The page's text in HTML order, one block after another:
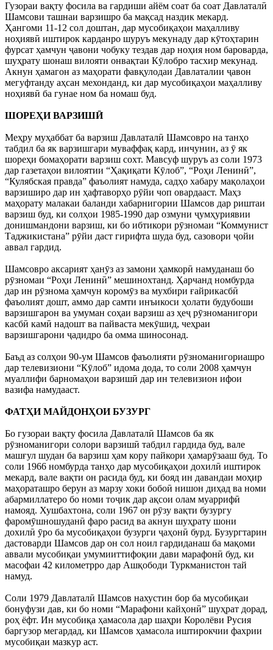
Гузораи вақту фосила ва гардиши айём соат ба соат Давлаталӣ
Шамсови ташнаи варзишро ба мақсад наздик мекард.
Ҳангоми 11-12 сол доштан, дар мусобиқаҳои маҳалливу
ноҳиявӣ иштирок карданро шуруъ мекунаду дар кӯтоҳтарин
фурсат ҳамчун ҷавони чобуку тездав дар ноҳия ном бароварда,
шуҳрату шонаш вилояти онвақтаи Кӯлобро тасхир мекунад.
Акнун ҳамагон аз маҳорати фавқулодаи Давлаталии ҷавон
мегуфтанду аҳсан мехонданд, ки дар мусобиқаҳои маҳалливу
ноҳиявӣ ба гунае ном ба номаш буд.
ШОРЕҲИ ВАРЗИШӢ
Меҳру муҳаббат ба варзиш Давлаталӣ Шамсовро на танҳо
табдил ба як варзишгари муваффақ кард, инчунин, аз ӯ як
шореҳи бомаҳорати варзиш сохт. Мавсуф шуруъ аз соли 1973
дар газетаҳои вилоятии “Ҳақиқати Кӯлоб”, “Роҳи Ленинӣ”,
“Кулябская правда” фаъолият намуда, садҳо хабару мақолаҳои
варзиширо дар ин ҳафтаворҳо рӯйи чоп овардааст. Маҳз
маҳорату малакаи баланди хабарнигории Шамсов дар риштаи
варзиш буд, ки солҳои 1985-1990 дар озмуни ҷумҳуриявии
донишмандони варзиш, ки бо ибтикори рӯзномаи “Коммунист
Таджикистана” рӯйи даст гирифта шуда буд, сазовори ҷойи
аввал гардид.
Шамсовро аксарият ҳанӯз аз замони ҳамкорӣ намуданаш бо
рӯзномаи “Роҳи Ленинӣ” мешинохтанд. Ҳарчанд номбурда
дар ин рӯзнома ҳамчун коромӯз ва мухбири ғайрикасбӣ
фаъолият дошт, аммо дар самти инъикоси ҳолати будубоши
варзишгарон ва умуман соҳаи варзиш аз ҳеҷ рӯзноманигори
касбӣ камӣ надошт ва пайваста мекӯшид, чеҳраи
варзишгарони ҷадидро ба омма шиносонад.
Баъд аз солҳои 90-ум Шамсов фаъолияти рӯзноманигориашро
дар телевизиони “Кӯлоб” идома дода, то соли 2008 ҳамчун
муаллифи барномаҳои варзишӣ дар ин телевизион ифои
вазифа намудааст.
ФАТҲИ МАЙДОНҲОИ БУЗУРГ
Бо гузораи вақту фосила Давлаталӣ Шамсов ба як
рӯзноманигори солори варзишӣ табдил гардида буд, вале
машғул шудан ба варзиш ҳам кору пайкори ҳамарӯзааш буд. То
соли 1966 номбурда танҳо дар мусобиқаҳои дохилӣ иштирок
мекард, вале вақти он расида буд, ки бояд ин давандаи моҳир
маҳораташро берун аз марзу хоки бобоӣ нишон диҳад ва номи
абармиллатеро бо номи тоҷик дар ақсои олам муаррифӣ
намояд. Хушбахтона, соли 1967 он рӯзу вақти бузургу
фаромӯшношуданӣ фаро расид ва акнун шуҳрату шони
дохилӣ ӯро ба мусобиқаҳои бузурги ҷаҳонӣ бурд. Бузургтарин
дастоварди Шамсов дар он сол ноил гардиданаш ба мақоми
аввали мусобиқаи умумииттифоқии дави марафонӣ буд, ки
масофаи 42 километрро дар Ашқободи Туркманистон тай
намуд.
Соли 1979 Давлаталӣ Шамсов нахустин бор ба мусобиқаи
бонуфузи дав, ки бо номи “Марафони кайҳонӣ” шуҳрат дорад,
роҳ ёфт. Ин мусобиқа ҳамасола дар шаҳри Королёви Русия
баргузор мегардад, ки Шамсов ҳамасола иштирокчии фахрии
мусобиқаи мазкур аст.